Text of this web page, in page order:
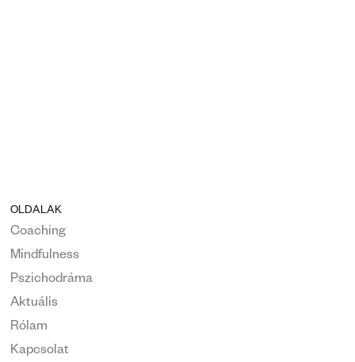
OLDALAK
Coaching
Mindfulness
Pszichodráma
Aktuális
Rólam
Kapcsolat